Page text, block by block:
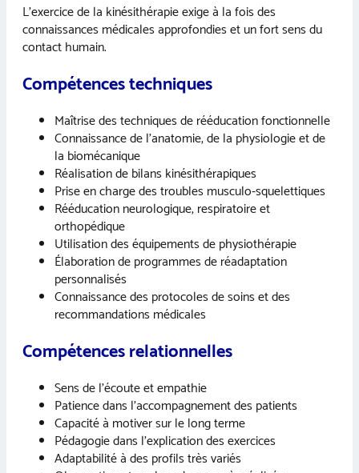
L’exercice de la kinésithérapie exige à la fois des
connaissances médicales approfondies et un fort sens du
contact humain.
Compétences techniques
Maîtrise des techniques de rééducation fonctionnelle
Connaissance de l’anatomie, de la physiologie et de
la biomécanique
Réalisation de bilans kinésithérapiques
Prise en charge des troubles musculo-squelettiques
Rééducation neurologique, respiratoire et
orthopédique
Utilisation des équipements de physiothérapie
Élaboration de programmes de réadaptation
personnalisés
Connaissance des protocoles de soins et des
recommandations médicales
Compétences relationnelles
Sens de l’écoute et empathie
Patience dans l’accompagnement des patients
Capacité à motiver sur le long terme
Pédagogie dans l’explication des exercices
Adaptabilité à des profils très variés